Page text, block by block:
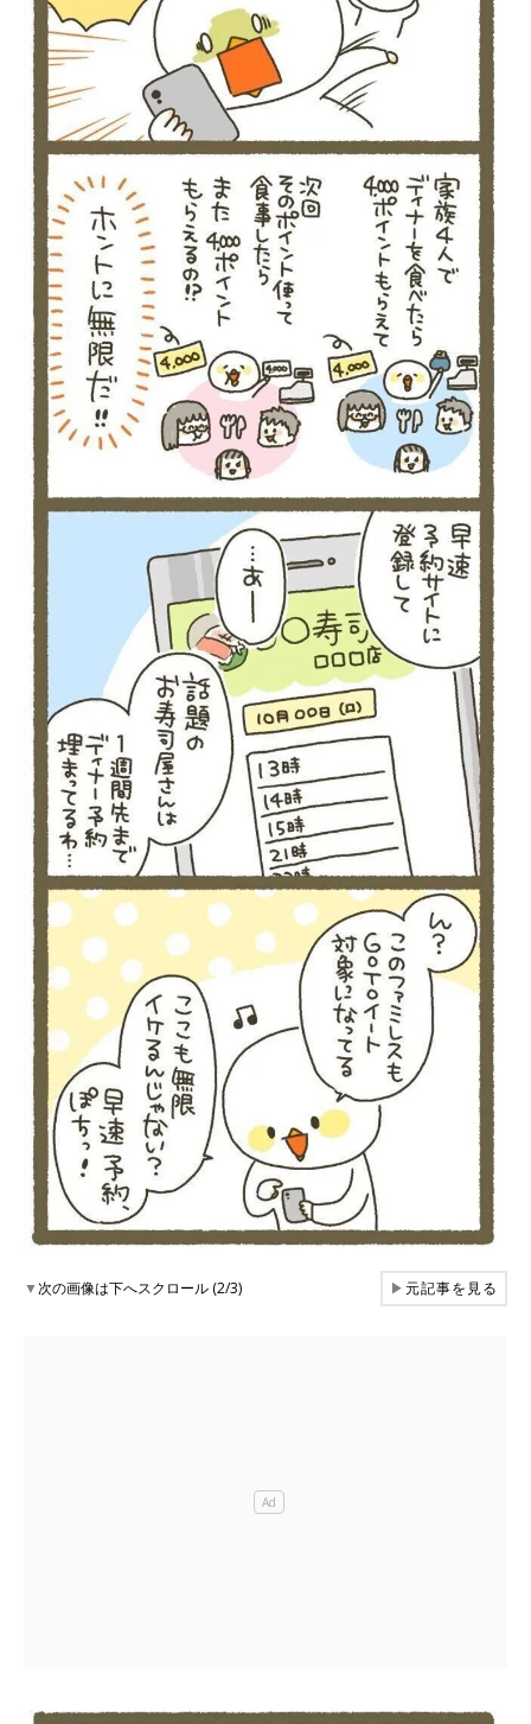
▼次の画像は下へスクロール (2/3) ▶元記事を見る